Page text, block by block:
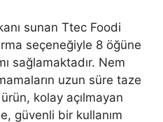
sunan Ttec Foodi
seçeneğiyle 8 öğüne
sağlamaktadır. Nem
uzun süre taze
kolay açılmayan
güvenli bir kullanım